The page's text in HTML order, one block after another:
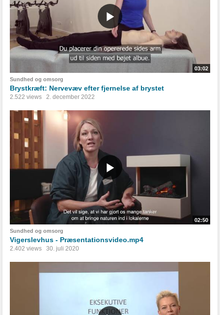
03:02
Sundhed og omsorg
Brystkræft: Nervevæv efter fjernelse af brystet
2.522 views 2. december 2022
02:50
Sundhed og omsorg
Vigerslevhus - Præsentationsvideo.mp4
2.402 views 30. juli 2020